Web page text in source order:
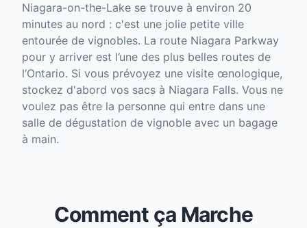
Niagara-on-the-Lake se trouve à environ 20
minutes au nord : c'est une jolie petite ville
entourée de vignobles. La route Niagara Parkway
pour y arriver est l’une des plus belles routes de
l’Ontario. Si vous prévoyez une visite œnologique,
stockez d'abord vos sacs à Niagara Falls. Vous ne
voulez pas être la personne qui entre dans une
salle de dégustation de vignoble avec un bagage
à main.
Comment ça Marche